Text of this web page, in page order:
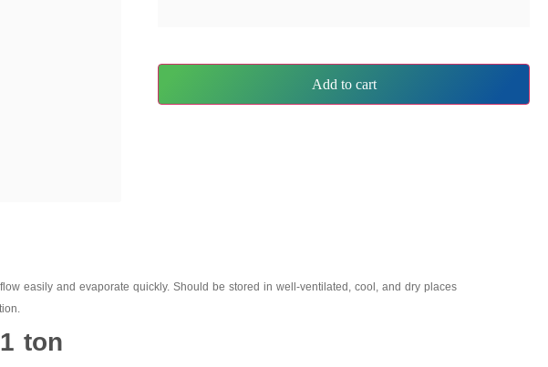
Add to cart
easily and evaporate quickly. Should be stored in well-ventilated, cool, and dry places
ton